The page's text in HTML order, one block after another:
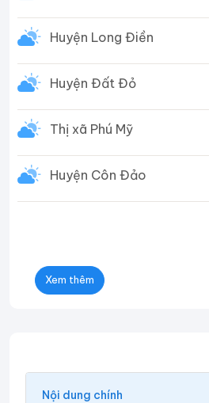
Huyện Long Điền
Huyện Đất Đỏ
Thị xã Phú Mỹ
Huyện Côn Đảo
Xem thêm
Nội dung chính